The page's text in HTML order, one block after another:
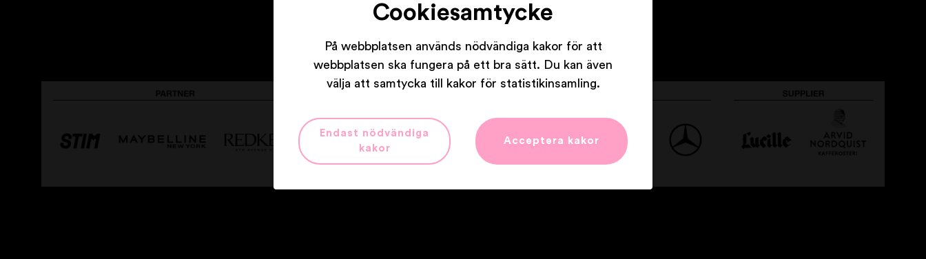
Våra partners
Cookiesamtycke
På webbplatsen används nödvändiga kakor för att
webbplatsen ska fungera på ett bra sätt. Du kan även
välja att samtycka till kakor för statistikinsamling.
Endast nödvändiga
kakor
Acceptera kakor